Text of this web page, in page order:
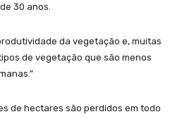
30 anos.
da vegetação e, muitas
de vegetação que são menos
de hectares são perdidos em todo